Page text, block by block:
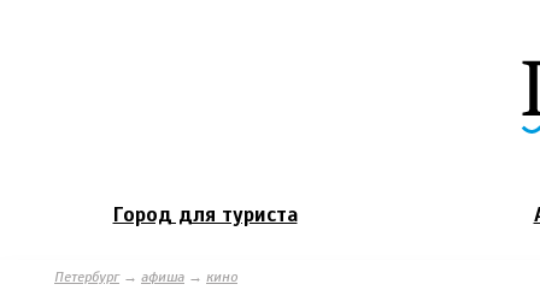
Город для туриста
Петербург→ афиша → кино